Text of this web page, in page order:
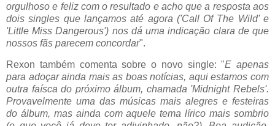
orgulhoso e feliz com o resultado e acho que a resposta aos
dois singles que lançamos até agora ('Call Of The Wild' e
'Little Miss Dangerous') nos dá uma indicação clara de que
nossos fãs parecem concordar".
Rexon também comenta sobre o novo single: "E apenas
para adoçar ainda mais as boas notícias, aqui estamos com
outra faísca do próximo álbum, chamada 'Midnight Rebels'.
Provavelmente uma das músicas mais alegres e festeiras
do álbum, mas ainda com aquele tema lírico mais sombrio